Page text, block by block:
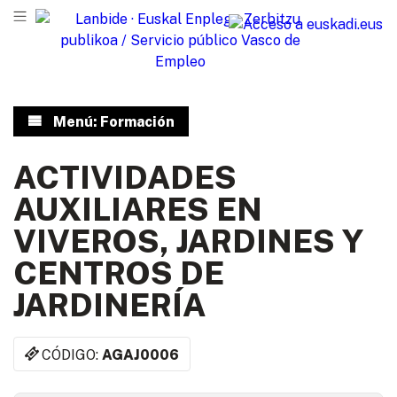
Menú: Formación
ACTIVIDADES
AUXILIARES EN
VIVEROS, JARDINES Y
CENTROS DE
JARDINERÍA
CÓDIGO:AGAJ0006